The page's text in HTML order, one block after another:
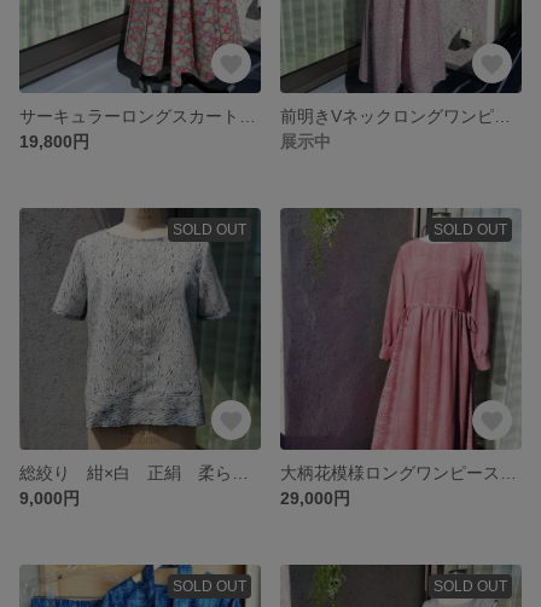
19,800円
展示中
SOLD OUT
9,000円
SOLD OUT
29,000円
SOLD OUT SOLD OUT